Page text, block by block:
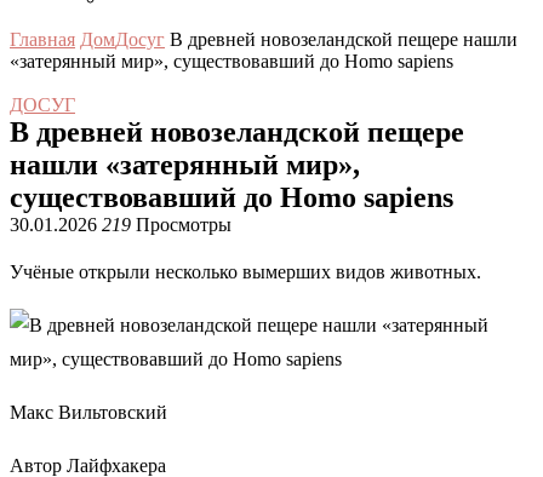
Главная ДомДосуг В древней новозеландской пещере нашли
«затерянный мир», существовавший до Homo sapiens
ДОСУГ
В древней новозеландской пещере
нашли «затерянный мир»,
существовавший до Homo sapiens
30.01.2026 219 Просмотры
Учёные открыли несколько вымерших видов животных.
Макс Вильтовский
Автор Лайфхакера